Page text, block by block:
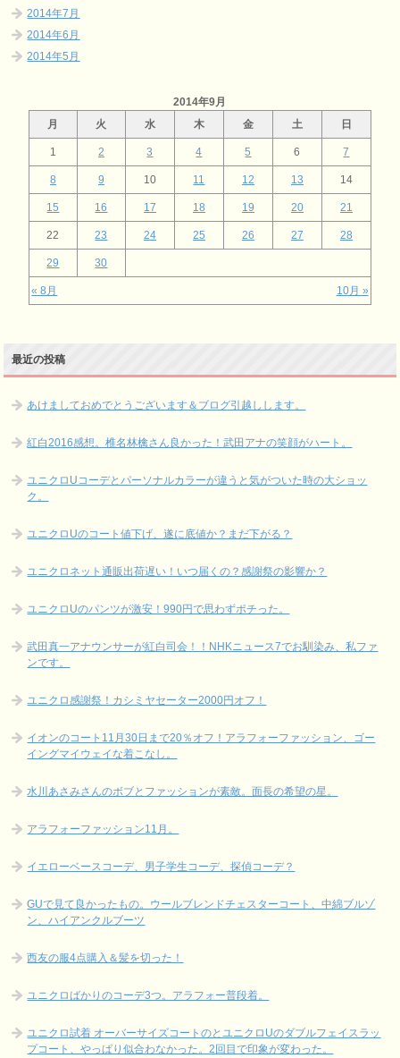
2014年7月
2014年6月
2014年5月
2014年9月
月
火 水 木 金 土 日
« 8月 10月 »
1 2 3 4 5 6 7
8 9 10 11 12 13 14
15 16 17 18 19 20 21
22 23 24 25 26 27 28
29 30
最近の投稿
あけましておめでとうございます＆ブログ引越しします。
紅白2016感想。椎名林檎さん良かった！武田アナの笑顔がハート。
ユニクロUコーデとパーソナルカラーが違うと気がついた時の大ショッ
ク。
ユニクロUのコート値下げ、遂に底値か？まだ下がる？
ユニクロネット通販出荷遅い！いつ届くの？感謝祭の影響か？
ユニクロUのパンツが激安！990円で思わずポチった。
武田真一アナウンサーが紅白司会！！NHKニュース7でお馴染み、私ファ
ンです。
ユニクロ感謝祭！カシミヤセーター2000円オフ！
イオンのコート11月30日まで20％オフ！アラフォーファッション、ゴー
イングマイウェイな着こなし。
水川あさみさんのボブとファッションが素敵。面長の希望の星。
アラフォーファッション11月。
イエローベースコーデ、男子学生コーデ、探偵コーデ？
GUで見て良かったもの。ウールブレンドチェスターコート、中綿ブルゾ
ン、ハイアンクルブーツ
西友の服4点購入＆髪を切った！
ユニクロばかりのコーデ3つ。アラフォー普段着。
ユニクロ試着 オーバーサイズコートのとユニクロUのダブルフェイスラッ
プコート、やっぱり似合わなかった。2回目で印象が変わった。